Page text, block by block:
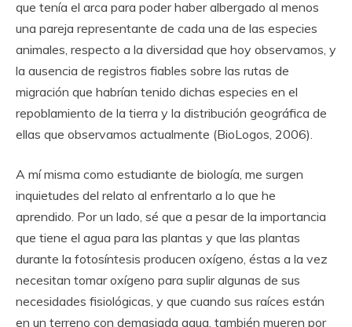
que tenía el arca para poder haber albergado al menos
una pareja representante de cada una de las especies
animales, respecto a la diversidad que hoy observamos, y
la ausencia de registros fiables sobre las rutas de
migración que habrían tenido dichas especies en el
repoblamiento de la tierra y la distribución geográfica de
ellas que observamos actualmente (BioLogos, 2006).
A mí misma como estudiante de biología, me surgen
inquietudes del relato al enfrentarlo a lo que he
aprendido. Por un lado, sé que a pesar de la importancia
que tiene el agua para las plantas y que las plantas
durante la fotosíntesis producen oxígeno, éstas a la vez
necesitan tomar oxígeno para suplir algunas de sus
necesidades fisiológicas, y que cuando sus raíces están
en un terreno con demasiada agua, también mueren por